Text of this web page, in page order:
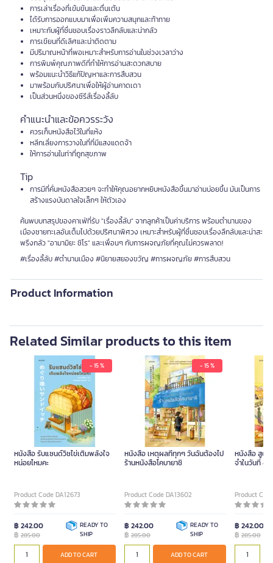
การเล่าเรื่องที่เข้มข้นและตื่นเต้น
ได้รับการออกแบบมาเพื่อเพิ่มความสนุกและท้าทาย
เหมาะกับผู้ที่ชื่นชอบเรื่องราวลึกลับและน่ากลัว
การเขียนที่ดีเลิศและน่าติดตาม
มีปริมาณหน้าที่พอเหมาะสำหรับการอ่านในช่วงเวลาว่าง
การพิมพ์คุณภาพดีที่ทำให้การอ่านสะดวกสบาย
พร้อมแนะนำวิธีแก้ปัญหาและการสืบสวน
มาพร้อมกับปริศนาเพื่อให้ผู้อ่านคาดเดา
เป็นส่วนหนึ่งของซีรีส์เรื่องลี้ลับ
คำแนะนำและข้อควรระวัง
ควรเก็บหนังสือไว้ในที่แห้ง
หลีกเลี่ยงการวางในที่ที่มีแสงแดดจ้า
ให้การอ่านในท่าที่ถูกสุขภาพ
Tip
การมีที่คั่นหนังสือสวยๆ จะทำให้คุณอยากหยิบหนังสือขึ้นมาอ่านบ่อยขึ้น มันเป็นการ
สร้างแรงบันดาลใจเล็กๆ ให้ตัวเอง
ค้นพบบทสรุปของคาเฟ่ที่รับ "เรื่องลี้ลับ" จากลูกค้าเป็นค่าบริการ พร้อมตำนานของ
เมืองชายทะเลอันเต็มไปด้วยปริศนาพิศวง เหมาะสำหรับผู้ที่ชื่นชอบเรื่องลึกลับและน่าสะ
พรึงกลัว "อามามิยะ ชิโร" และเพื่อนๆ กับการผจญภัยที่คุณไม่ควรพลาด!
#เรื่องลี้ลับ #ตำนานเมือง #นิยายสยองขวัญ #การผจญภัย #การสืบสวน
Product Information
Related Similar products to this item
- 15 %
หนังสือ รับแซนด์วิชไข่เติมพลังใจ
หน่อยไหมคะ
Product Code DA12673
฿ 242.00
฿ 285.00
READY TO
SHIP
ADD TO CART
- 15 %
หนังสือ เหตุผลที่ทุกๆ วันฉันต้องไป
ร้านหนังสือโคบายาชิ
Product Code DA13602
฿ 242.00
฿ 285.00
READY TO
SHIP
ADD TO CART
หนังสือ สูตร
จำในวันที่ 49
Product
฿ 242.00
฿285.00